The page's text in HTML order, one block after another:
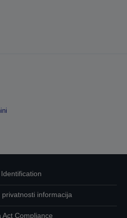
privatnosti informacija
Act Compliance